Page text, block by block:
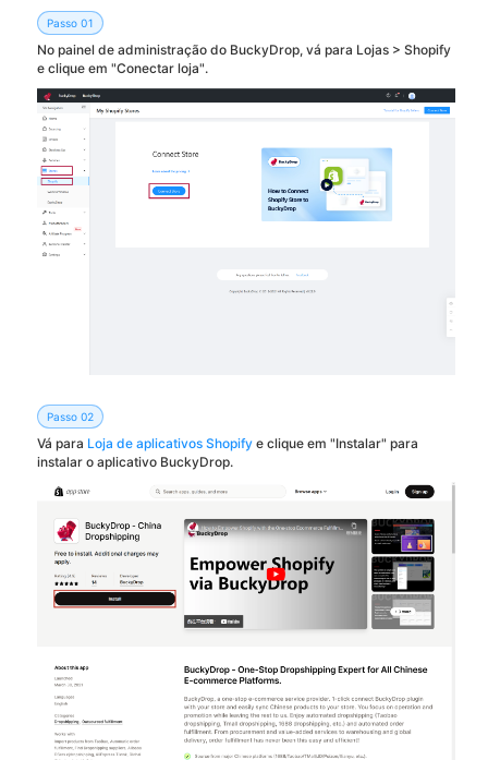
Passo 01
No painel de administração do BuckyDrop, vá para Lojas > Shopify
e clique em "Conectar loja".
Passo 02
Vá para Loja de aplicativos Shopify e clique em "Instalar" para
instalar o aplicativo BuckyDrop.